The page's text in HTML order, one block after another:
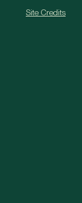
Site Credits